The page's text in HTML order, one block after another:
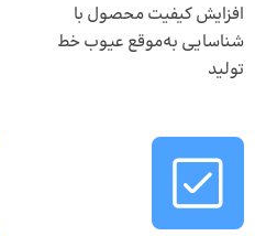
افزایش کیفیت محصول با
شناسایی به‌موقع عیوب خط
تولید